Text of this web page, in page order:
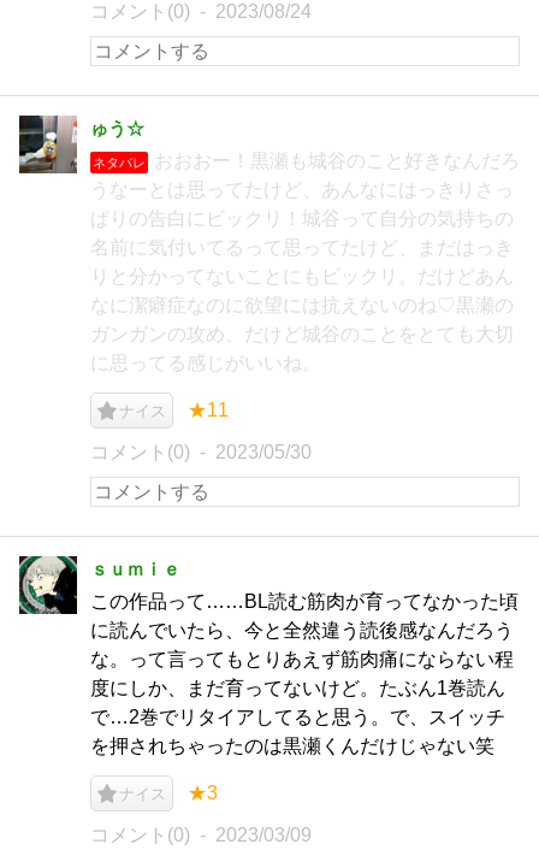
コメント(0) 2023/08/24
ゅう☆
ネタバレ
おおおー！黒瀬も城谷のこと好きなんだろ
うなーとは思ってたけど、あんなにはっきりさっ
ぱりの告白にビックリ！城谷って自分の気持ちの
名前に気付いてるって思ってたけど、まだはっき
りと分かってないことにもビックリ。だけどあん
なに潔癖症なのに欲望には抗えないのね♡黒瀬の
ガンガンの攻め、だけど城谷のことをとても大切
に思ってる感じがいいね。
ナイス ★11
コメント(0) 2023/05/30
ｓｕｍｉｅ
この作品って……BL読む筋肉が育ってなかった頃
に読んでいたら、今と全然違う読後感なんだろう
な。って言ってもとりあえず筋肉痛にならない程
度にしか、まだ育ってないけど。たぶん1巻読ん
で…2巻でリタイアしてると思う。で、スイッチ
を押されちゃったのは黒瀬くんだけじゃない笑
ナイス ★3
コメント(0) 2023/03/09